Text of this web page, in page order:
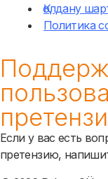
Қолдану
Политика
Если у вас есть
претензию,